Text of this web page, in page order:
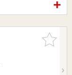
お気に入
りに追加